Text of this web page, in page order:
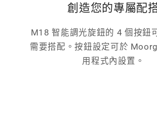
創造您的專屬配
M18 智能調光旋鈕的 4 個按鈕
需要搭配。按鈕設定可於
用程式內設置。